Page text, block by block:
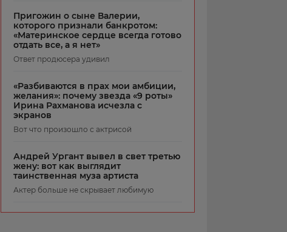
Пригожин о сыне Валерии,
которого признали банкротом:
«Материнское сердце всегда готово
отдать все, а я нет»
Ответ продюсера удивил
«Разбиваются в прах мои амбиции,
желания»: почему звезда «9 роты»
Ирина Рахманова исчезла с
экранов
Вот что произошло с актрисой
Андрей Ургант вывел в свет третью
жену: вот как выглядит
таинственная муза артиста
Актер больше не скрывает любимую